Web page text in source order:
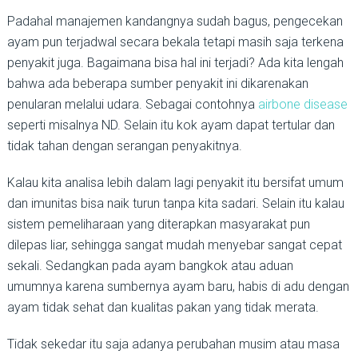
Padahal manajemen kandangnya sudah bagus, pengecekan
ayam pun terjadwal secara bekala tetapi masih saja terkena
penyakit juga. Bagaimana bisa hal ini terjadi? Ada kita lengah
bahwa ada beberapa sumber penyakit ini dikarenakan
penularan melalui udara. Sebagai contohnya airbone disease
seperti misalnya ND. Selain itu kok ayam dapat tertular dan
tidak tahan dengan serangan penyakitnya.
Kalau kita analisa lebih dalam lagi penyakit itu bersifat umum
dan imunitas bisa naik turun tanpa kita sadari. Selain itu kalau
sistem pemeliharaan yang diterapkan masyarakat pun
dilepas liar, sehingga sangat mudah menyebar sangat cepat
sekali. Sedangkan pada ayam bangkok atau aduan
umumnya karena sumbernya ayam baru, habis di adu dengan
ayam tidak sehat dan kualitas pakan yang tidak merata.
Tidak sekedar itu saja adanya perubahan musim atau masa